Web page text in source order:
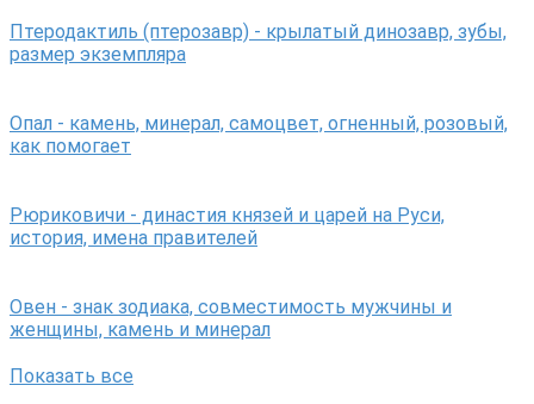
Птеродактиль (птерозавр) - крылатый динозавр, зубы,
размер экземпляра
Опал - камень, минерал, самоцвет, огненный, розовый,
как помогает
Рюриковичи - династия князей и царей на Руси,
история, имена правителей
Овен - знак зодиака, совместимость мужчины и
женщины, камень и минерал
Показать все